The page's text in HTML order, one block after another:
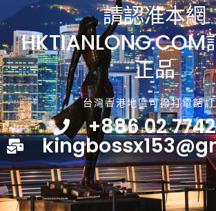
請認准本網
HKTIANLONG.COM
正品
台灣香港地區可撥打電話
+886 02